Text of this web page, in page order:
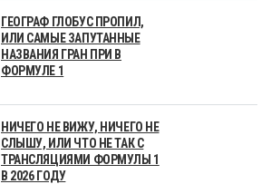
ГЕОГРАФ ГЛОБУС ПРОПИЛ,
ИЛИ САМЫЕ ЗАПУТАННЫЕ
НАЗВАНИЯ ГРАН ПРИ В
ФОРМУЛЕ 1
НИЧЕГО НЕ ВИЖУ, НИЧЕГО НЕ
СЛЫШУ, ИЛИ ЧТО НЕ ТАК С
ТРАНСЛЯЦИЯМИ ФОРМУЛЫ 1
В 2026 ГОДУ